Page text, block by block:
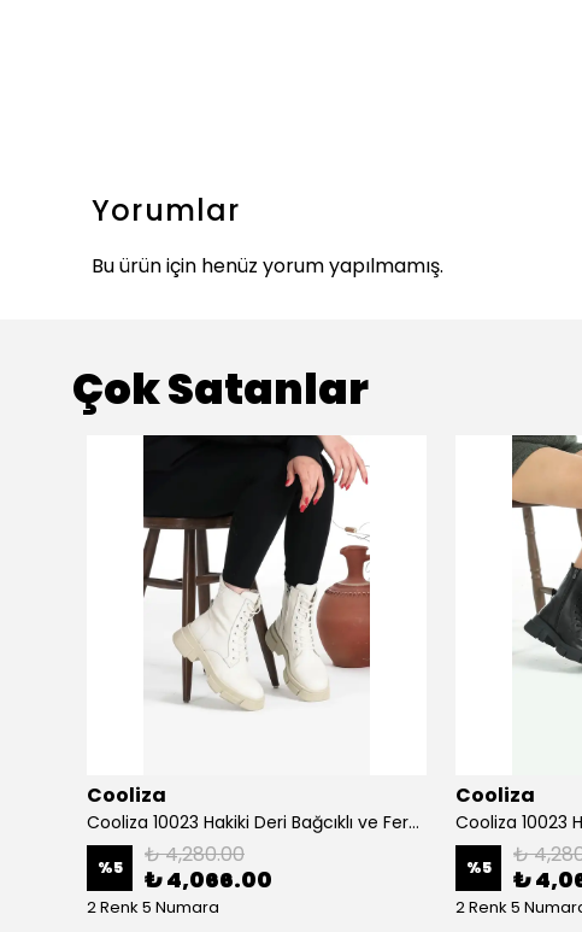
Yorumlar
Bu ürün için henüz yorum yapılmamış.
Çok Satanlar
Cooliza
Cooliza 10023 Hakiki Deri Bağcıklı ve Fermuarlı Rahat Kadın Bot Ayakkabı - Ekru
%5 ₺ 4,280.00
₺ 4,066.00
2 Renk 5 Numara
Cooliza
%5 ₺
₺
2 Renk 5